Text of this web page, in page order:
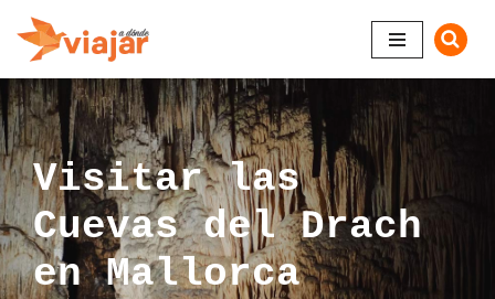
Saltar
al
contenido
Visitar las
Cuevas del Drach
en Mallorca